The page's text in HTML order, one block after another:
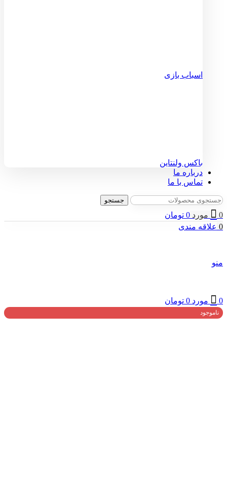
اسباب بازی
باکس ولنتاین
درباره ما
تماس با ما
جستجو
0 مورد 0 تومان
0 علاقه مندی
منو
0 مورد 0 تومان
ناموجود